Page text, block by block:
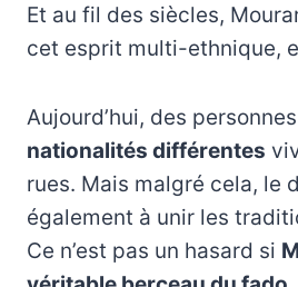
Et au fil des siècles,
cet esprit multi-ethnique,
Aujourd’hui, des
nationalités différentes
rues. Mais malgré cela, le
également à unir les
Ce n’est pas un hasard si